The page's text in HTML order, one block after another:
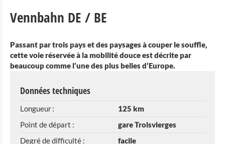
E-Bike T´Our "Laisse l´église au milieu du village!"
E-Bike T´Our "Looss d´Kierch am Duerf!"
Circuit Geenzentour
Réseau Ravel BE
Location E-bike (6 Bikes) avril-septembre Pour le 8
août seulement vélo 40
Vennbahn DE / BE
Passant par trois pays et des paysages à couper le souffle,
cette voie réservée à la mobilité douce est décrite par
beaucoup comme l’une des plus belles d’Europe.
Données techniques
Longueur :
125 km
Point de départ :
gare Troisvierges
Degré de difficulté :
facile